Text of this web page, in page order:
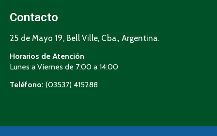
Contacto
25 de Mayo 19, Bell Ville, Cba., Argentina.
Horarios de Atención
Lunes a Viernes de 7:00 a 14:00
Teléfono: (03537) 415288